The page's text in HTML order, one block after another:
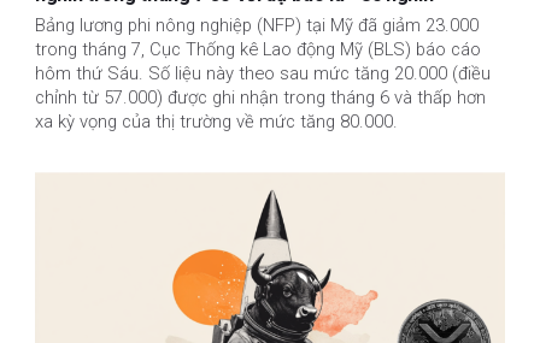
Bảng lương phi nông nghiệp (NFP) tại Mỹ đã giảm 23.000
trong tháng 7, Cục Thống kê Lao động Mỹ (BLS) báo cáo
hôm thứ Sáu. Số liệu này theo sau mức tăng 20.000 (điều
chỉnh từ 57.000) được ghi nhận trong tháng 6 và thấp hơn
xa kỳ vọng của thị trường về mức tăng 80.000.